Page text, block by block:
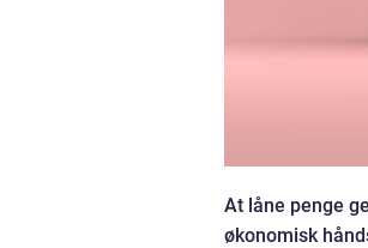
At låne penge
økonomisk